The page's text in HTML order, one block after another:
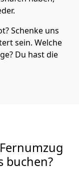
Schenke uns
sein. Welche
Du hast die
buchen?